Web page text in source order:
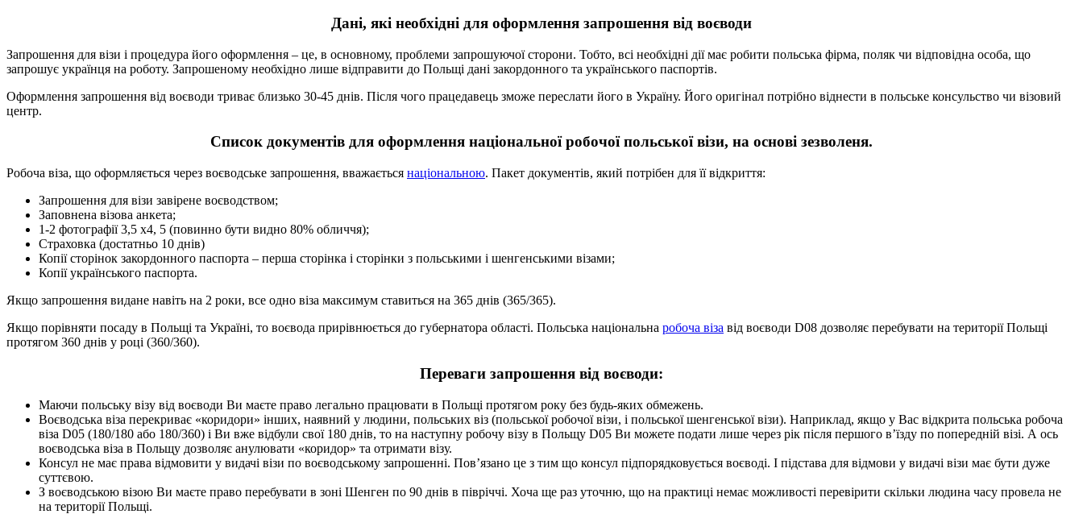
Дані, які необхідні для оформлення запрошення від воєводи
Запрошення для візи і процедура його оформлення – це, в основному, проблеми запрошуючої сторони. Тобто, всі необхідні дії має робити польська фірма, поляк чи відповідна особа, що
запрошує українця на роботу. Запрошеному необхідно лише відправити до Польщі дані закордонного та українського паспортів.
Оформлення запрошення від воєводи триває близько 30-45 днів. Після чого працедавець зможе переслати його в Україну. Його оригінал потрібно віднести в польське консульство чи візовий
центр.
Список документів для оформлення національної робочої польської візи, на основі зезволеня.
Робоча віза, що оформляється через воєводське запрошення, вважається національною. Пакет документів, який потрібен для її відкриття:
Запрошення для візи завірене воєводством;
Заповнена візова анкета;
1-2 фотографії 3,5 х4, 5 (повинно бути видно 80% обличчя);
Страховка (достатньо 10 днів)
Копії сторінок закордонного паспорта – перша сторінка і сторінки з польськими і шенгенськими візами;
Копії українського паспорта.
Якщо запрошення видане навіть на 2 роки, все одно віза максимум ставиться на 365 днів (365/365).
Якщо порівняти посаду в Польщі та Україні, то воєвода прирівнюється до губернатора області. Польська національна робоча віза від воєводи D08 дозволяє перебувати на території Польщі
протягом 360 днів у році (360/360).
Переваги запрошення від воєводи:
Маючи польську візу від воєводи Ви маєте право легально працювати в Польщі протягом року без будь-яких обмежень.
Воєводська віза перекриває «коридори» інших, наявний у людини, польських віз (польської робочої візи, і польської шенгенської візи). Наприклад, якщо у Вас відкрита польська робоча
віза D05 (180/180 або 180/360) і Ви вже відбули свої 180 днів, то на наступну робочу візу в Польщу D05 Ви можете подати лише через рік після першого в’їзду по попередній візі. А ось
воєводська віза в Польщу дозволяє анулювати «коридор» та отримати візу.
Консул не має права відмовити у видачі візи по воєводському запрошенні. Пов’язано це з тим що консул підпорядковується воєводі. І підстава для відмови у видачі візи має бути дуже
суттєвою.
З воєводською візою Ви маєте право перебувати в зоні Шенген по 90 днів в півріччі. Хоча ще раз уточню, що на практиці немає можливості перевірити скільки людина часу провела не
на території Польщі.